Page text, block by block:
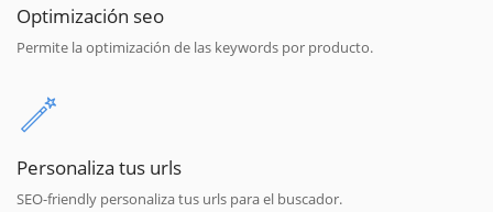
Optimización seo
Permite la optimización de las keywords por producto.
Personaliza tus urls
SEO-friendly personaliza tus urls para el buscador.